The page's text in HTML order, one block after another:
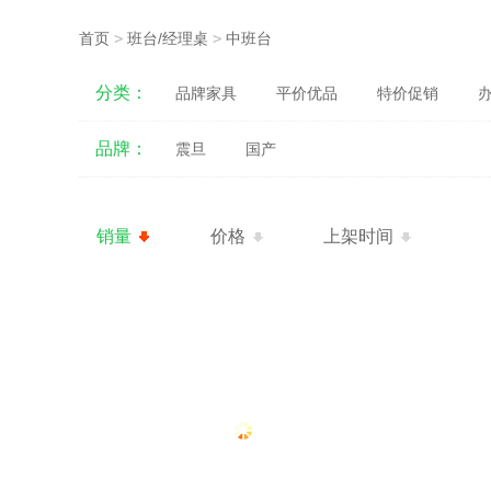
首页 > 班台/经理桌 > 中班台
分类： 品牌家具 平价优品 特价促销
品牌： 震旦 国产
销量 价格 上架时间